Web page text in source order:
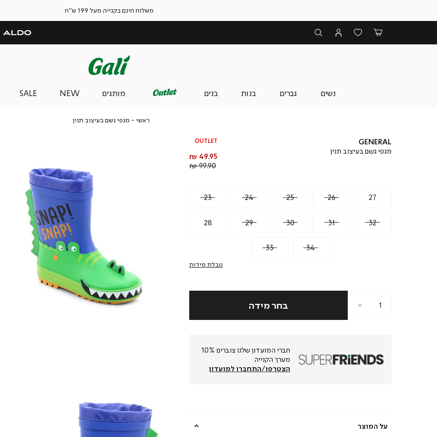
משלוח חינם בקנייה מעל 199 ש"ח
נשים גברים בנות בנים מותגים NEW
SALE
ראשי ראשי
מגפי גשם בעיצוב תניןמגפי
GENERAL
מגפי גשם בעיצוב תנין
OUTLET
מחיר
מוצר
49.95 ₪
מחיר
99.90 ₪
23 24 25 26 27
28 29 30 31 32
33 34
טבלת מידות
חברי המועדון שלנו צוברים 10%
מערך הקנייה
הצטרפו/התחברו למועדון
על המוצר